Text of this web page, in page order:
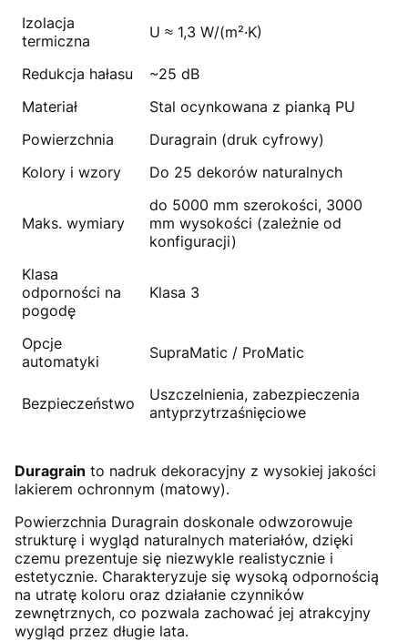
Izolacja
termiczna
U ≈ 1,3 W/(m²·K)
Redukcja hałasu
~25 dB
Materiał
Stal ocynkowana z pianką PU
Powierzchnia
Duragrain (druk cyfrowy)
Kolory i wzory
Do 25 dekorów naturalnych
Maks. wymiary
do 5000 mm szerokości, 3000
mm wysokości (zależnie od
konfiguracji)
Klasa
odporności na
pogodę
Klasa 3
Opcje
automatyki
SupraMatic / ProMatic
Bezpieczeństwo
Uszczelnienia, zabezpieczenia
antyprzytrzaśnięciowe
Duragrain to nadruk dekoracyjny z wysokiej jakości
lakierem ochronnym (matowy).
Powierzchnia Duragrain doskonale odwzorowuje
strukturę i wygląd naturalnych materiałów, dzięki
czemu prezentuje się niezwykle realistycznie i
estetycznie. Charakteryzuje się wysoką odpornością
na utratę koloru oraz działanie czynników
zewnętrznych, co pozwala zachować jej atrakcyjny
wygląd przez długie lata.